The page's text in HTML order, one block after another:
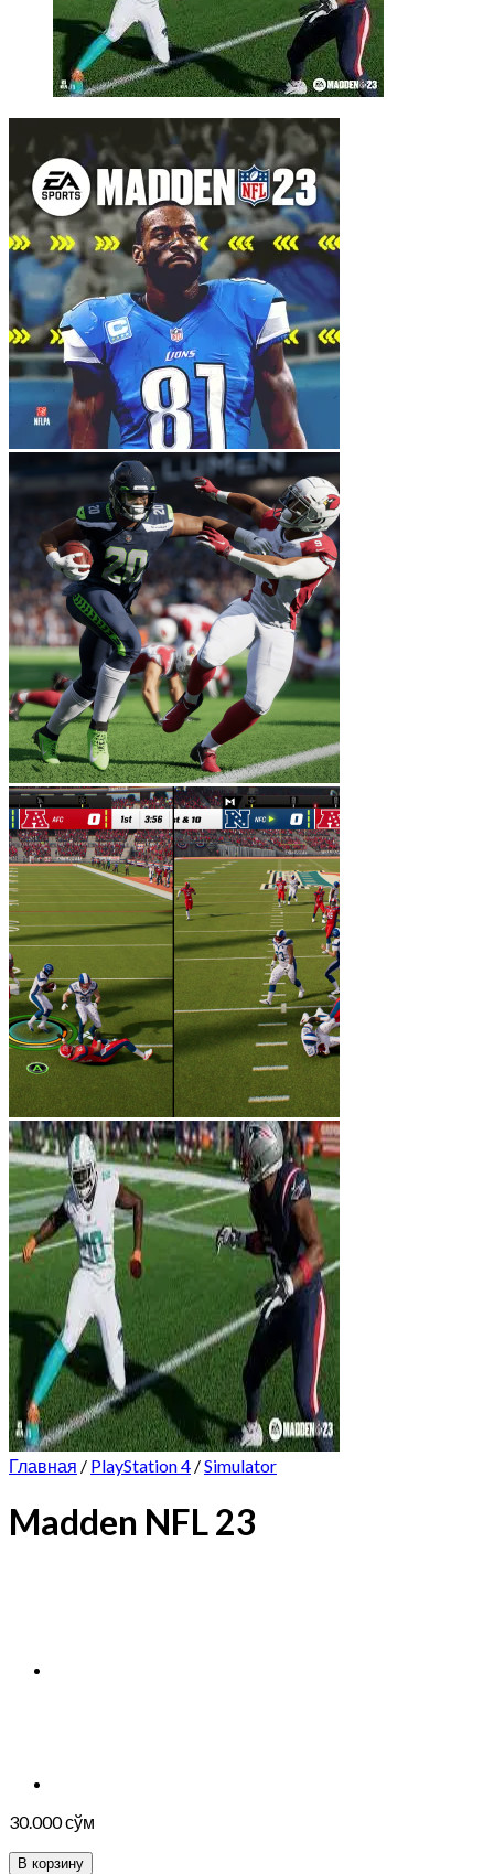
Главная / PlayStation 4 /Simulator
Madden NFL 23
30.000сўм
В корзину